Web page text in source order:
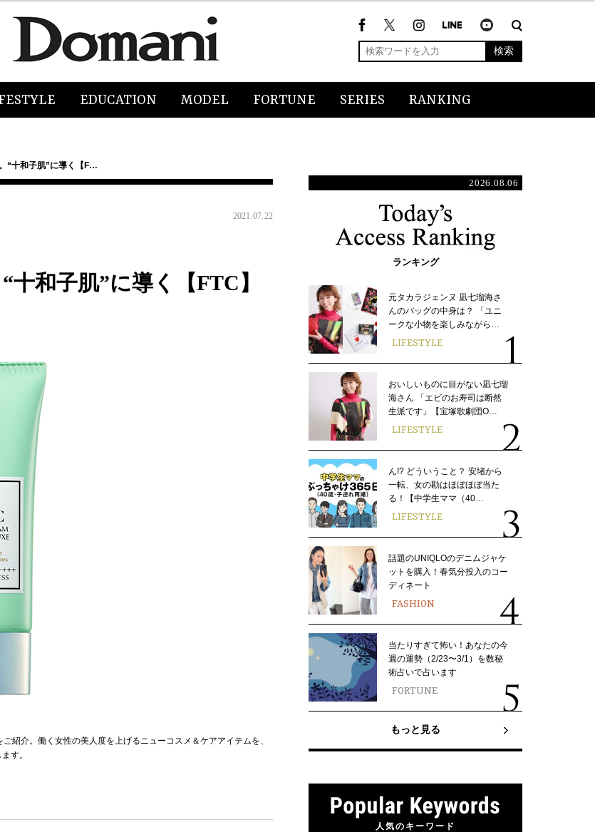
検索
EDUCATION MODEL FORTUNE SERIES RANKING
“十和子肌”に導く【F…
2021.07.22
和子肌”に導く【FTC】
紹介。働く女性の美人度を上げるニューコスメ＆ケアアイテムを、
す。
2026.08.06
ランキング
元タカラジェンヌ 凪七瑠海さ
んのバッグの中身は？ 「ユニ
ークな小物を楽しみながら…
LIFESTYLE
おいしいものに目がない凪七瑠
海さん 「エビのお寿司は断然
生派です」【宝塚歌劇団O…
LIFESTYLE
ん!? どういうこと？ 安堵から
一転、女の勘はほぼほぼ当た
る！【中学生ママ（40…
LIFESTYLE
話題のUNIQLOのデニムジャケ
ットを購入！春気分投入のコー
ディネート
FASHION
当たりすぎて怖い！あなたの今
週の運勢（2/23〜3/1）を数秘
術占いで占います
FORTUNE
もっと見る
人気のキーワード